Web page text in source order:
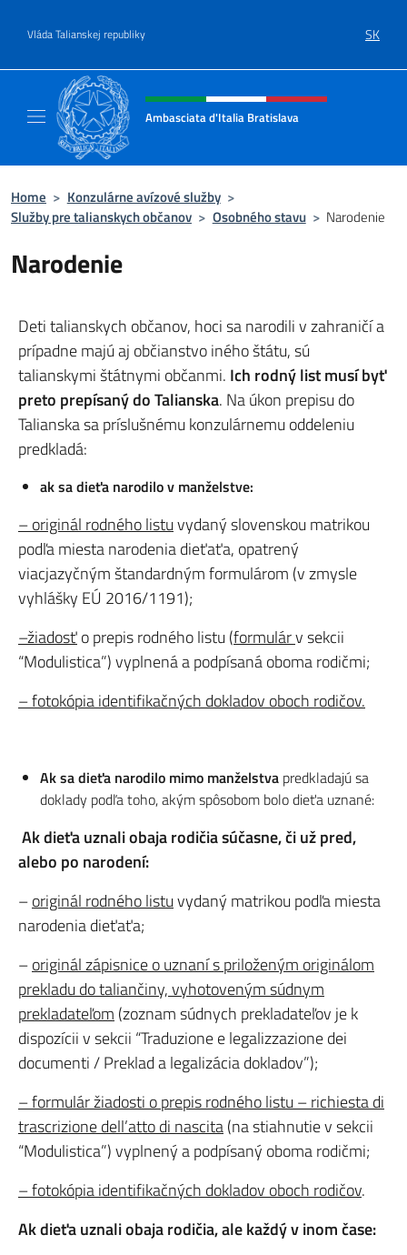
Vláda Talianskej republiky SK
Header, social and menu of site
Ambasciata d'Italia Bratislava
Home > Konzulárne avízové služby >
Služby pre talianskych občanov > Osobného stavu > Narodenie
Narodenie
Deti talianskych občanov, hoci sa narodili v zahraničí a
prípadne majú aj občianstvo iného štátu, sú
talianskymi štátnymi občanmi. Ich rodný list musí byť
preto prepísaný do Talianska. Na úkon prepisu do
Talianska sa príslušnému konzulárnemu oddeleniu
predkladá:
ak sa dieťa narodilo v manželstve:
– originál rodného listuvydaný slovenskou matrikou
podľa miesta narodenia dieťaťa, opatrený
viacjazyčným štandardným formulárom (v zmysle
vyhlášky EÚ 2016/1191);
–žiadosťo prepis rodného listu (formulárv sekcii
“Modulistica”) vyplnená a podpísaná oboma rodičmi;
– fotokópia identifikačných dokladov oboch rodičov.
Ak sa dieťa narodilo mimo manželstva predkladajú sa
doklady podľa toho, akým spôsobom bolo dieťa uznané:
Ak dieťa uznali obaja rodičia súčasne, či už pred,
alebo po narodení:
–originál rodného listuvydaný matrikou podľa miesta
narodenia dieťaťa;
–originál zápisnice o uznaní s priloženým originálom
prekladu do taliančiny, vyhotoveným súdnym
prekladateľom (zoznam súdnych prekladateľov je k
dispozícii v sekcii “Traduzione e legalizzazione dei
documenti / Preklad a legalizácia dokladov”);
– formulár žiadosti o prepis rodného listu – richiesta di
trascrizione dell’atto di nascita(na stiahnutie v sekcii
“Modulistica”) vyplnený a podpísaný oboma rodičmi;
– fotokópia identifikačných dokladov oboch rodičov.
Ak dieťa uznali obaja rodičia, ale každý v inom čase: